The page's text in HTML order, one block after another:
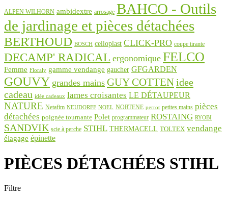
ALPEN WILHORN ambidextre arrosage BAHCO - Outils
de jardinage et pièces détachées
BERTHOUD BOSCH celloplast CLICK-PRO coupe tirante
DECAMP' RADICAL ergonomique FELCO
Femme Floraly gamme vendange gaucher GFGARDEN
GOUVY grandes mains GUY COTTENidee
cadeau idée cadeaux lames croisantes LE DÉTAUPEUR
NATURE Netafim NEUDORFF NOEL NORTENE perrot petites mains pièces
détachées poignée tournante Polet programmateur ROSTAING RYOBI
SANDVIK scie à perche STIHL THERMACELL TOLTEX vendange
élagage épinette
PIÈCES DÉTACHÉES STIHL
Filtre